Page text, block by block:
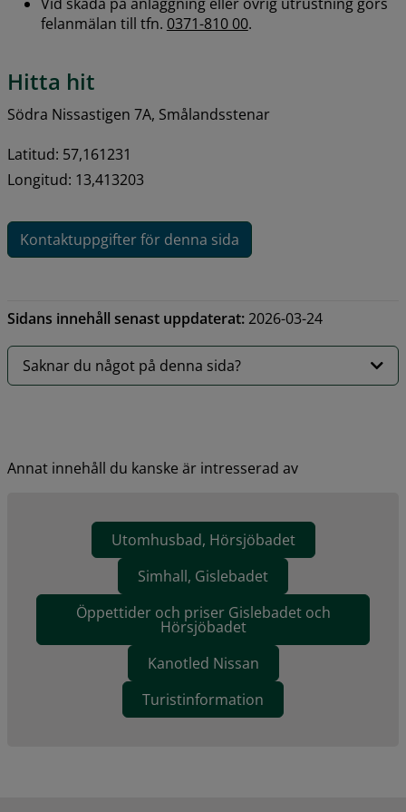
felanmälan till tfn. 0371-810 00.
Hitta hit
Södra Nissastigen 7A, Smålandsstenar
Latitud: 57,161231
Longitud: 13,413203
Kontaktuppgifter för denna sida
Sidans innehåll senast uppdaterat:2026-03-24
Saknar du något på denna sida?
Annat innehåll du kanske är intresserad av
Utomhusbad, Hörsjöbadet
Simhall, Gislebadet
Öppettider och priser Gislebadet och
Hörsjöbadet
Kanotled Nissan
Turistinformation